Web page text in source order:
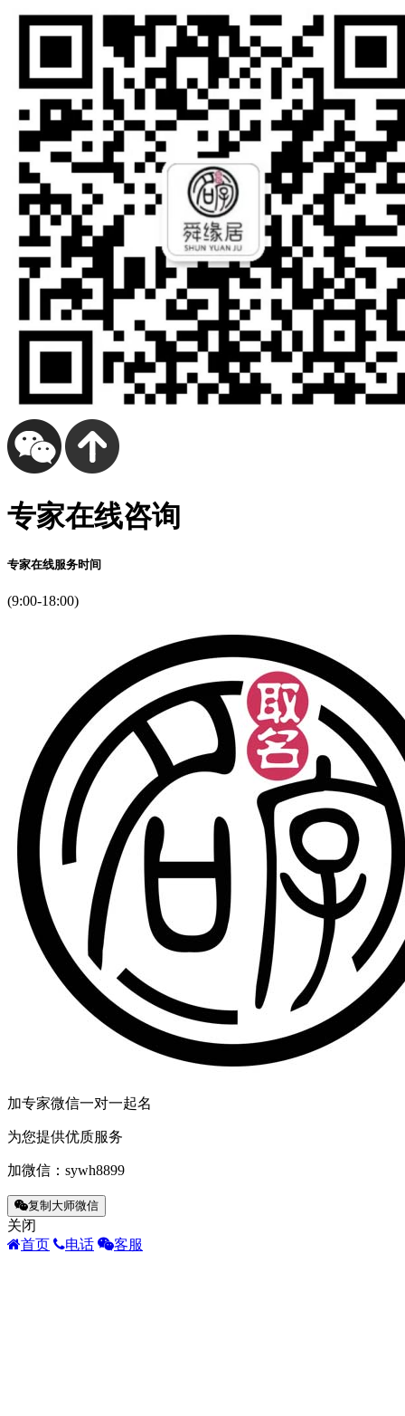
专家在线咨询
专家在线服务时间
(9:00-18:00)
加专家微信一对一起名
为您提供优质服务
加微信： sywh8899
复制大师微信
关闭
首页
电话 客服